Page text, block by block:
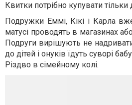
Квитки потрібно купувати
Подружки Еммі, Кікі і Карла
матусі проводять в магазинах
Подруги вирішують не
до дітей і онуків їдуть суворі
Різдво в сімейному колі.